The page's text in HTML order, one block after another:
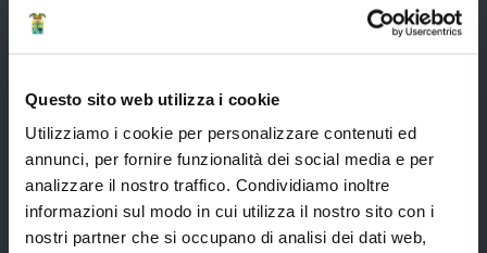
Questo sito web utilizza i cookie
Utilizziamo i cookie per personalizzare contenuti ed
annunci, per fornire funzionalità dei social media e per
analizzare il nostro traffico. Condividiamo inoltre
informazioni sul modo in cui utilizza il nostro sito con i
nostri partner che si occupano di analisi dei dati web,
Strumenti di Tutela Amministrativa e Giurisdizionale
Archivio e Biblioteca
Consigliera di Parità
Ufficio Associato del Contenzioso tributario e della consulenza fiscale
(UAC)
Servizi agli Enti pubblici del territorio